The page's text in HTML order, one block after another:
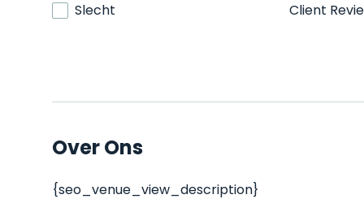
Slecht
Client
Over Ons
{seo_venue_view_description}